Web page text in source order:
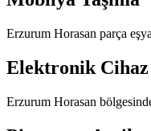
Erzurum Horasan parça
Elektronik Cihaz
Erzurum Horasan